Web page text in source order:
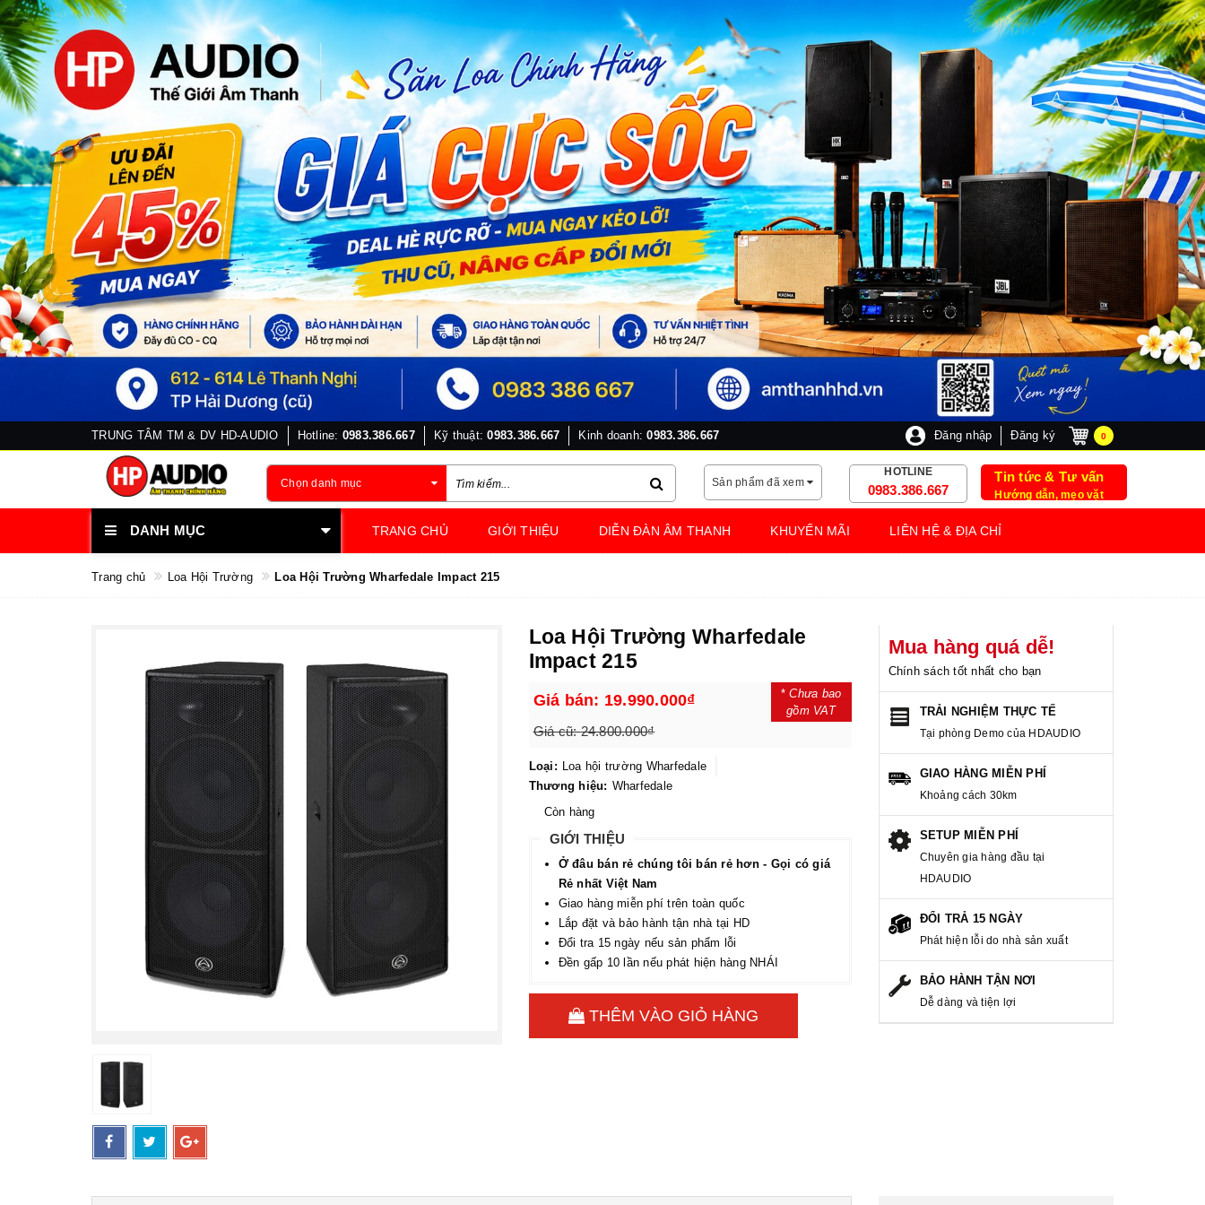
TRUNG TÂM TM & DV HD-AUDIO Hotline: 0983.386.667 Kỹ thuật:0983.386.667 Kinh doanh:0983.386.667 0
Đăng nhập Đăng ký
Chọn danh mục Sản phẩm đã xem
HOTLINE
0983.386.667
Tin tức & Tư vấn
Hướng dẫn, mẹo vặt
DANH MỤC TRANG CHỦ GIỚI THIỆU DIỄN ĐÀN ÂM THANH KHUYẾN MÃI LIÊN HỆ & ĐỊA CHỈ
Trang chủ Loa Hội Trường Loa Hội Trường Wharfedale Impact 215
Loa Hội Trường Wharfedale
Impact 215
Giá bán: 19.990.000₫
Giá cũ:24.800.000₫
*Chưa bao
gồm VAT
Loại: Loa hội trường Wharfedale
Thương hiệu: Wharfedale
Còn hàng
GIỚI THIỆU
Ở đâu bán rẻ chúng tôi bán rẻ hơn - Gọi có giá
Rẻ nhất Việt Nam
Giao hàng miễn phí trên toàn quốc
Lắp đặt và bảo hành tận nhà tại HD
Đổi tra 15 ngày nếu sản phẩm lỗi
Đền gấp 10 lần nếu phát hiện hàng NHÁI
THÊM VÀO GIỎ HÀNG
Mua hàng quá dễ!
Chính sách tốt nhất cho bạn
TRẢI NGHIỆM THỰC TẾ
Tại phòng Demo của HDAUDIO
GIAO HÀNG MIỄN PHÍ
Khoảng cách 30km
SETUP MIỄN PHÍ
Chuyên gia hàng đầu tại
HDAUDIO
ĐỔI TRẢ 15 NGÀY
Phát hiện lỗi do nhà sản xuất
BẢO HÀNH TẬN NƠI
Dễ dàng và tiện lợi